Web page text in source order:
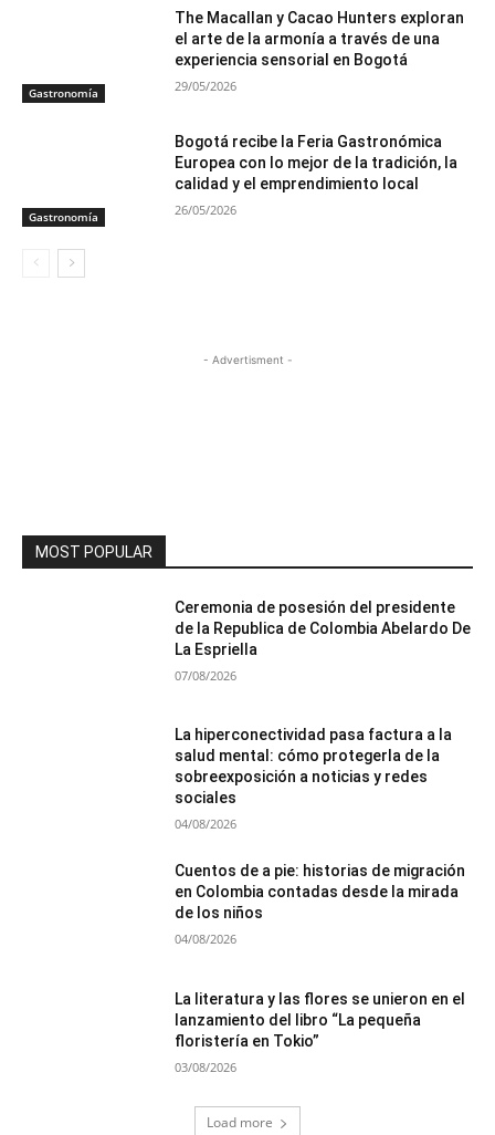
Gastronomía
The Macallan y Cacao Hunters exploran
el arte de la armonía a través de una
experiencia sensorial en Bogotá
29/05/2026
Gastronomía
Bogotá recibe la Feria Gastronómica
Europea con lo mejor de la tradición, la
calidad y el emprendimiento local
26/05/2026
- Advertisment -
MOST POPULAR
Ceremonia de posesión del presidente
de la Republica de Colombia Abelardo De
La Espriella
07/08/2026
La hiperconectividad pasa factura a la
salud mental: cómo protegerla de la
sobreexposición a noticias y redes
sociales
04/08/2026
Cuentos de a pie: historias de migración
en Colombia contadas desde la mirada
de los niños
04/08/2026
La literatura y las flores se unieron en el
lanzamiento del libro “La pequeña
floristería en Tokio”
03/08/2026
Load more